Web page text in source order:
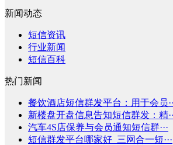
新闻动态
短信资讯
行业新闻
短信百科
热门新闻
餐饮酒店短信群发平台：用于会员
新楼盘开盘信息告知短信群发：精
汽车4S店保养与会员通知短信群···
短信群发平台哪家好_三网合一短···